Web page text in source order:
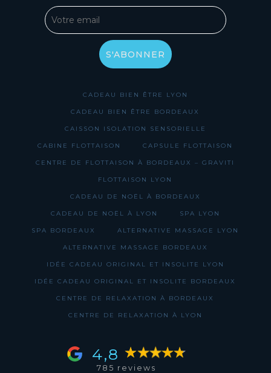
CADEAU BIEN ÊTRE LYON
CADEAU BIEN ÊTRE BORDEAUX
CAISSON ISOLATION SENSORIELLE
CABINE FLOTTAISON CAPSULE FLOTTAISON
CENTRE DE FLOTTAISON À BORDEAUX – GRAVITI
FLOTTAISON LYON
CADEAU DE NOËL À BORDEAUX
CADEAU DE NOËL À LYON SPA LYON
SPA BORDEAUX ALTERNATIVE MASSAGE LYON
ALTERNATIVE MASSAGE BORDEAUX
IDÉE CADEAU ORIGINAL ET INSOLITE LYON
IDÉE CADEAU ORIGINAL ET INSOLITE BORDEAUX
CENTRE DE RELAXATION À BORDEAUX
CENTRE DE RELAXATION À LYON
4,8
785 reviews